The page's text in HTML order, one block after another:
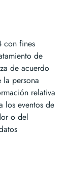
con fines
de
de acuerdo
la persona
relativa
los eventos de
o del